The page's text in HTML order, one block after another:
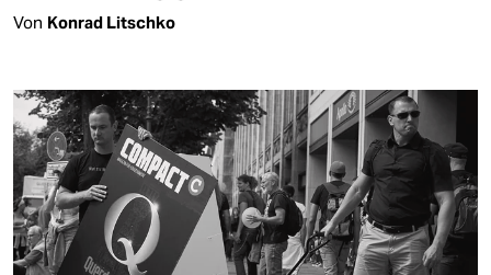
Von Konrad Litschko